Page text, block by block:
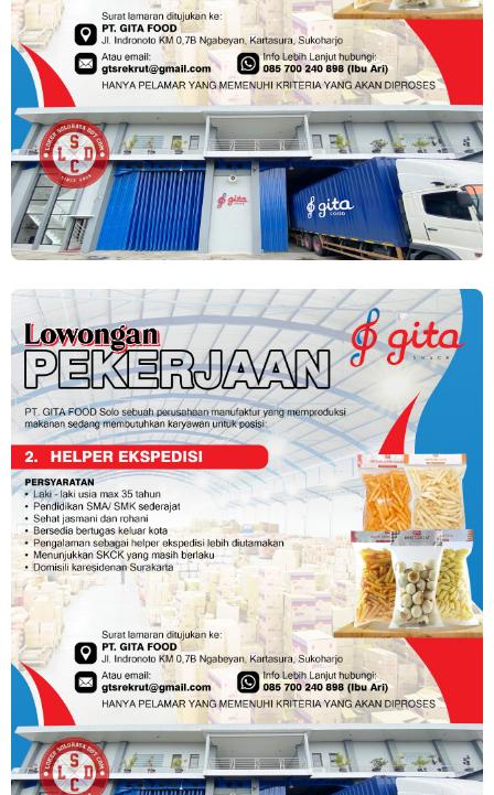
Loker Canvasser di PT Kinarya Alihdaya Mandiri Semarang